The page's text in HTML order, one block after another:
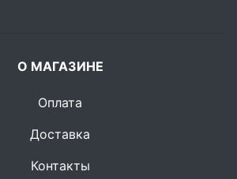
О МАГАЗИНЕ
Оплата
Доставка
Контакты